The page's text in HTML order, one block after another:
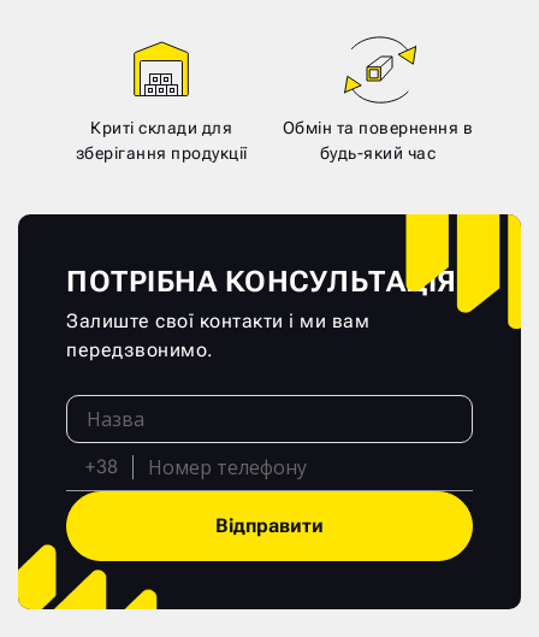
Криті склади для
зберігання продукції
Обмін та повернення в
будь-який час
ПОТРІБНА КОНСУЛЬТАЦІЯ?
Залиште свої контакти і ми вам
передзвонимо.
+38
Відправити